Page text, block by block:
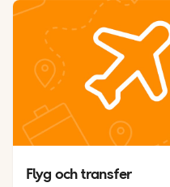
Flyg och transfer